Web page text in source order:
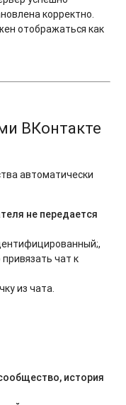
корректно.
отображаться как
ВКонтакте
автоматически
не передается
чат к
из чата.
история